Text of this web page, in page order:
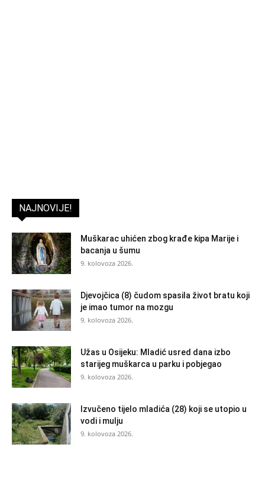
NAJNOVIJE!
Muškarac uhićen zbog krađe kipa Marije i
bacanja u šumu
9. kolovoza 2026.
Djevojčica (8) čudom spasila život bratu koji
je imao tumor na mozgu
9. kolovoza 2026.
Užas u Osijeku: Mladić usred dana izbo
starijeg muškarca u parku i pobjegao
9. kolovoza 2026.
Izvučeno tijelo mladića (28) koji se utopio u
vodi i mulju
9. kolovoza 2026.